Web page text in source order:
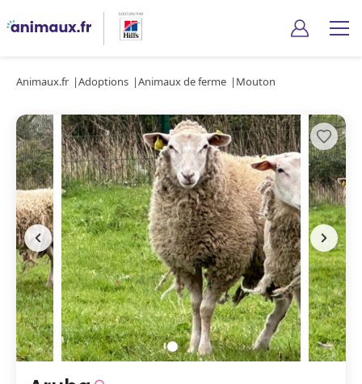
Animaux.fr Adoptions Animaux de ferme Mouton